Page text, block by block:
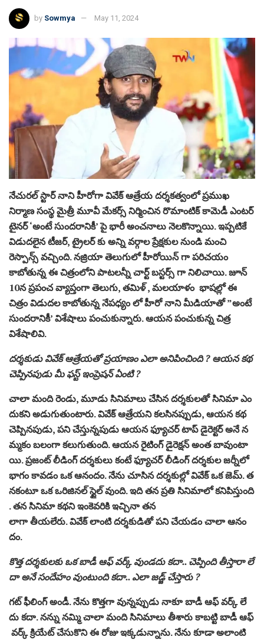
by Sowmya May 11, 2024
నేచురల్ స్టార్ నాని హీరోగా వివేక్ ఆత్రేయ దర్శకత్వంలో ప్రముఖ
నిర్మాణ సంస్థ మైత్రీ మూవీ మేకర్స్ నిర్మించిన రొమాంటిక్ కామెడీ ఎంటర్‌
టైనర్ ‘అంటే సుందరానికీ’ పై భారీ అంచనాలు నెలకొన్నాయి. ఇప్పటికే
విడుదలైన టీజర్, ట్రైలర్ కు అన్ని వర్గాల ప్రేక్షకుల నుండి మంచి
రెస్పాన్స్ వచ్చింది. నజ్రియా తెలుగులో హీరోయిన్ గా పరిచయం
కాబోతున్న ఈ చిత్రంలోని పాటలన్నీ చార్ట్ బస్టర్స్ గా నిలిచాయి. జూన్
10న ప్రపంచ వ్యాప్తంగా తెలుగు, తమిళ్ , మలయాళం భాషల్లో ఈ
చిత్రం విడుదల కాబోతున్న నేపధ్యం లో హీరో నాని మీడియాతో ”అంటే
సుందరానికీ’ విశేషాలు పంచుకున్నారు. ఆయన పంచుకున్న చిత్ర
విశేషాలివి.
దర్శకుడు వివేక్ ఆత్రేయతో ప్రయాణం ఎలా అనిపించింది ? ఆయన కథ
చెప్పినపుడు మీ ఫస్ట్ ఇంప్రెషన్ ఏంటి ?
చాలా మంది రెండు, మూడు సినిమాలు చేసిన దర్శకులతో సినిమా ఎం
దుకని అడుగుతుంటారు. వివేక్ ఆత్రేయని కలసినప్పుడు, ఆయన కథ
చెప్పినపుడు, పని చేస్తున్నపుడు ఆయన ఫ్యూచర్ టాప్ డైరెక్టర్ అనే న
మ్మకం బలంగా కలుగుతుంది. ఆయన రైటింగ్ డైరెక్షన్ అంత బావుంటా
యి. ప్రజంట్ లీడింగ్ దర్శకులు కంటే ఫ్యూచర్ లీడింగ్ దర్శకుల జర్నీలో
భాగం కావడం ఒక ఆనందం. నేను చూసిన దర్శకుల్లో వివేక్ ఒక జెమ్. త
నకంటూ ఒక ఒరిజినల్ స్టైల్ వుంది. ఇది తన ప్రతి సినిమాలో కనిపిస్తుంది
. తన సినిమా కథని ఇంకెవరికి ఇచ్చినా తన
లాగా తీయలేరు. వివేక్ లాంటి దర్శకుడితో పని చేయడం చాలా ఆనం
దం.
కొత్త దర్శకులకు ఒక బాడీ ఆఫ్ వర్క్ వుండదు కదా.. చెప్పింది తీస్తారా లే
దా అనే సందేహం వుంటుంది కదా.. ఎలా జడ్జ్ చేస్తారు ?
గట్ ఫీలింగ్ అండీ. నేను కొత్తగా వున్నప్పుడు నాకూ బాడీ ఆఫ్ వర్క్ లే
దు కదా. నన్ను నమ్మి చాలా మంది సినిమాలు తీశారు కాబట్టి బాడీ ఆఫ్
వర్క్ క్రియేట్ చేసుకొని ఈ రోజు ఇక్కడున్నాను. నేను కూడా అలాంటి